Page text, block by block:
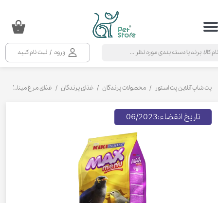
ورود / ثبت نام کنید
حساب کاربری من
خروج از حساب کاربری
۰
پت شاپ آنلاین پت استور محصولات پرندگان غذای پرندگان غذای مرغ مینا
تاریخ انقضاء:06/2023